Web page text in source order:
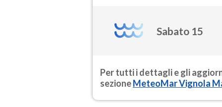
Sabato 15
Per tutti i dettagli e gli
sezioneMeteoMar Vignola